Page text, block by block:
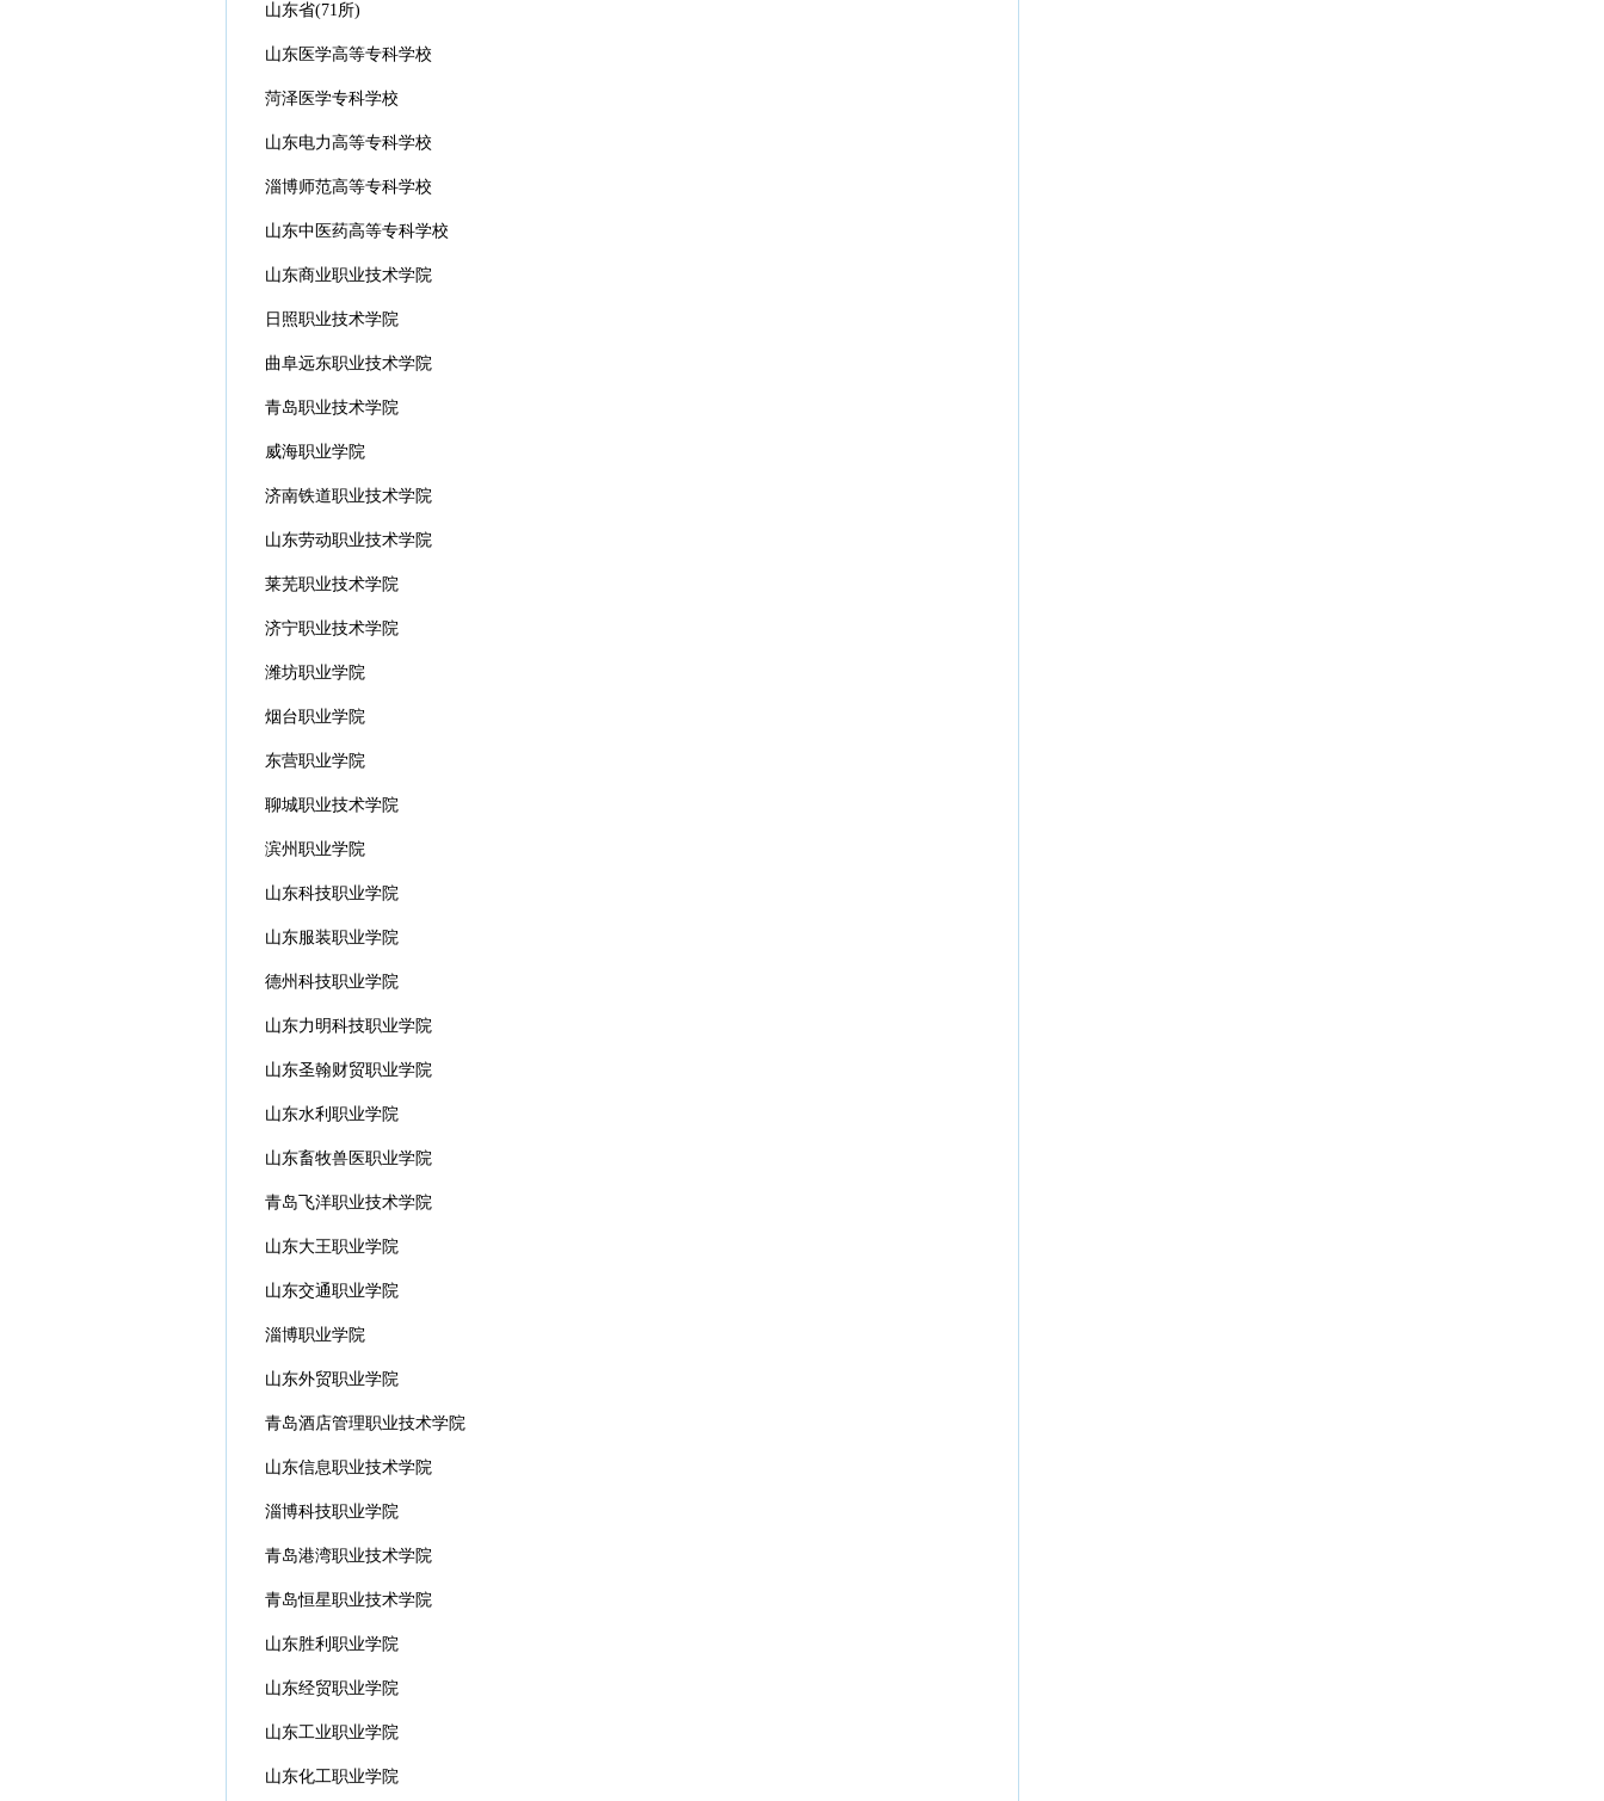
山东省(71所)
山东医学高等专科学校
菏泽医学专科学校
山东电力高等专科学校
淄博师范高等专科学校
山东中医药高等专科学校
山东商业职业技术学院
日照职业技术学院
曲阜远东职业技术学院
青岛职业技术学院
威海职业学院
济南铁道职业技术学院
山东劳动职业技术学院
莱芜职业技术学院
济宁职业技术学院
潍坊职业学院
烟台职业学院
东营职业学院
聊城职业技术学院
滨州职业学院
山东科技职业学院
山东服装职业学院
德州科技职业学院
山东力明科技职业学院
山东圣翰财贸职业学院
山东水利职业学院
山东畜牧兽医职业学院
青岛飞洋职业技术学院
山东大王职业学院
山东交通职业学院
淄博职业学院
山东外贸职业学院
青岛酒店管理职业技术学院
山东信息职业技术学院
淄博科技职业学院
青岛港湾职业技术学院
青岛恒星职业技术学院
山东胜利职业学院
山东经贸职业学院
山东工业职业学院
山东化工职业学院